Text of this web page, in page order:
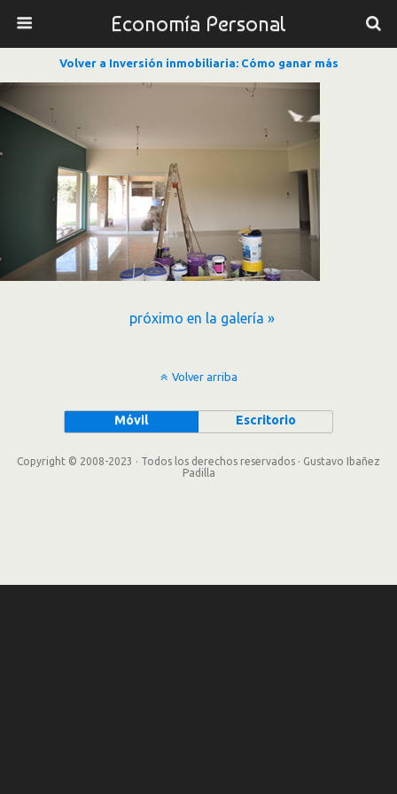
Economía Personal
Volver a Inversión inmobiliaria: Cómo ganar más
próximo en la galería »
Volver arriba
Móvil Escritorio
Copyright © 2008-2023 · Todos los derechos reservados · Gustavo Ibañez
Padilla